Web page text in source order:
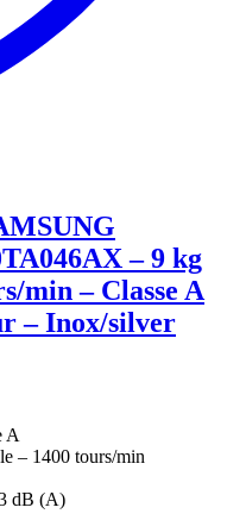
– 9 kg
min – Classe A
– Inox/silver
A
– 1400 tours/min
dB (A)